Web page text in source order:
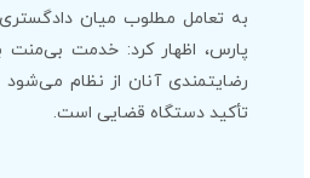
به تعامل مطلوب میان
پارس، اظهار کرد: خدمت بی‌منت
رضایتمندی آنان از نظام می‌شود
تأکید دستگاه قضایی است.